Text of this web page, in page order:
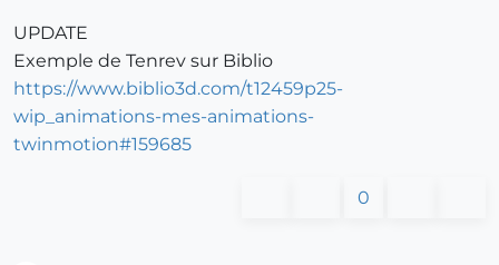
UPDATE
Exemple de Tenrev sur Biblio
https://www.biblio3d.com/t12459p25-
wip_animations-mes-animations-
twinmotion#159685
0